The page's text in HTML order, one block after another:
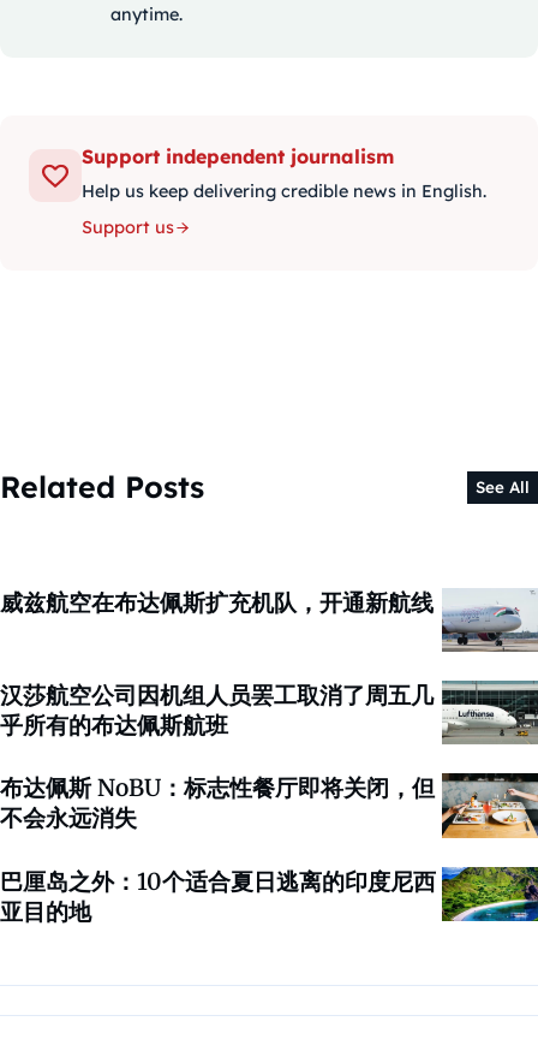
anytime.
Support independent journalism
Help us keep delivering credible news in English.
Support us
Related Posts See All
威兹航空在布达佩斯扩充机队，开通新航线
汉莎航空公司因机组人员罢工取消了周五几
乎所有的布达佩斯航班
布达佩斯 NoBU：标志性餐厅即将关闭，但
不会永远消失
巴厘岛之外：10个适合夏日逃离的印度尼西
亚目的地